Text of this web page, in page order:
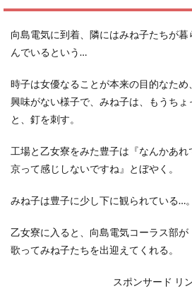
向島電気に到着、隣にはみね子たちが
んでいるという…
時子は女優なることが本来の目的なた
興味がない様子で、みね子は、もうち
と、釘を刺す。
工場と乙女寮をみた豊子は『なんかあ
京って感じしないですね』とぼやく。
みね子は豊子に少し下に観られている…。
乙女寮に入ると、向島電気コーラス部
歌ってみね子たちを出迎えてくれる。
スポンサード リ